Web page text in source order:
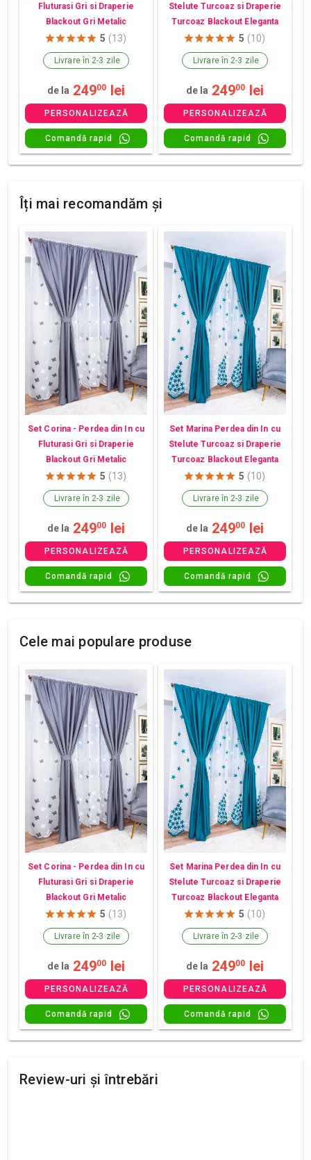
Fluturasi Gri si Draperie
Blackout Gri Metalic
5 (13)
Livrare în 2-3 zile
de la 24900 lei
PERSONALIZEAZĂ
Comandă rapid
Stelute Turcoaz si Draperie
Turcoaz Blackout Eleganta
5 (10)
Livrare în 2-3 zile
de la 24900 lei
PERSONALIZEAZĂ
Comandă rapid
Îți mai recomandăm și
Set Corina - Perdea din In cu
Fluturasi Gri si Draperie
Blackout Gri Metalic
5 (13)
Livrare în 2-3 zile
de la 24900 lei
PERSONALIZEAZĂ
Comandă rapid
Set Marina Perdea din In cu
Stelute Turcoaz si Draperie
Turcoaz Blackout Eleganta
5 (10)
Livrare în 2-3 zile
de la 24900 lei
PERSONALIZEAZĂ
Comandă rapid
Cele mai populare produse
Set Corina - Perdea din In cu
Fluturasi Gri si Draperie
Blackout Gri Metalic
5 (13)
Livrare în 2-3 zile
de la 24900 lei
PERSONALIZEAZĂ
Comandă rapid
Set Marina Perdea din In cu
Stelute Turcoaz si Draperie
Turcoaz Blackout Eleganta
5 (10)
Livrare în 2-3 zile
de la 24900 lei
PERSONALIZEAZĂ
Comandă rapid
Review-uri și întrebări